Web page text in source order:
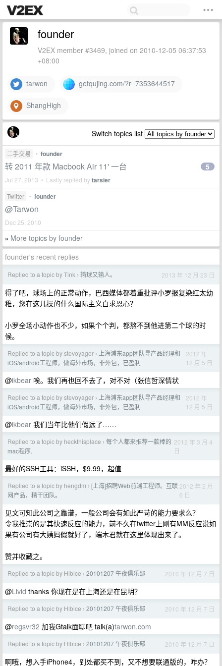
founder
V2EX member #3469, joined on 2010-12-05 06:37:53
+08:00
tarwon getqujing.com/?r=7353644517
ShangHigh
Switch topics list
二手交易 • founder
转 2011 年款 Macbook Air 11' 一台
Jul 27, 2013 • Lastly replied bytarsier
5
Twitter • founder
@Tarwon
Dec 25, 2010
» More topics by founder
founder's recent replies
Replied to a topic by Tink › 输球又输人。 2013 年 12 月 23 日
得了吧，球场上的正常动作，巴西媒体都着重批评小罗报复染红太幼
稚，您在这儿操的什么国际主义白求恩心？
小罗全场小动作也不少，如果个个判，都熬不到他进第二个球的时
候。
Replied to a topic by stevoyager ›
上海浦东app团队寻产品经理和
iOS/android工程师，做海外市场，非外包，已盈利
2012 年
12 月 5 日
@ikbear 唉。我们再也回不去了，对不对（张信哲深情状
Replied to a topic by stevoyager ›
上海浦东app团队寻产品经理和
iOS/android工程师，做海外市场，非外包，已盈利
2012 年
12 月 5 日
@ikbear 我们当年比他们假远了……
Replied to a topic by heckthisplace › 每个人都来推荐一款棒的
mac程序.
2012 年 3 月 4
日
最好的SSH工具：iSSH，$9.99，超值
Replied to a topic by hengdm › [上海]招聘Web前端工程师。互联
网产品，精干团队。
2012 年 2 月
6 日
见文可知此公司之靠谱，一般公司会有如此严苛的能力要求么？
令我推崇的是其快速反应的能力，前不久在twitter上刚有MM反应说如
果有公司有大姨妈假就好了，端木君就在这里体现出来了。
赞并收藏之。
Replied to a topic by Hlbice › 20101207 午夜俱乐部 2010 年 12 月 7 日
@Livid thanks 你现在是在上海还是在昆明？
Replied to a topic by Hlbice › 20101207 午夜俱乐部 2010 年 12 月 7 日
@regsvr32 加我Gtalk面聊吧 talk(a)tarwon.com
Replied to a topic by Hlbice › 20101207 午夜俱乐部 2010 年 12 月 7 日
啊哦，想入手iPhone4，到处都买不到，又不想要联通版的，咋办？